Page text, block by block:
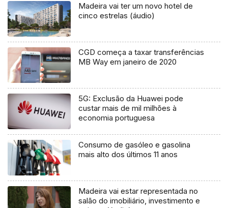
Madeira vai ter um novo hotel de
cinco estrelas (áudio)
CGD começa a taxar transferências
MB Way em janeiro de 2020
5G: Exclusão da Huawei pode
custar mais de mil milhões à
economia portuguesa
Consumo de gasóleo e gasolina
mais alto dos últimos 11 anos
Madeira vai estar representada no
salão do imobiliário, investimento e